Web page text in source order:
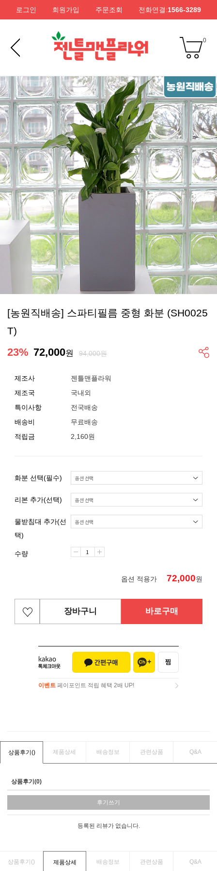
로그인 회원가입 주문조회 전화연결:1566-3289
0
[농원직배송] 스파티필름 중형 화분 (SH0025
T)
23% 72,000원 94,000원
제조사
젠틀맨플라워
제조국
국내외
특이사항
전국배송
배송비
무료배송
적립금
2,160원
화분 선택(필수)
리본 추가(선택)
물받침대 추가(선
택)
수량
옵션 적용가 72,000원
장바구니 바로구매
이벤트 페이포인트 적립 혜택 2배 UP!
상품후기() 제품상세 배송정보 관련상품 Q&A
상품후기(0)
후기쓰기
등록된 리뷰가 없습니다.
상품후기() 제품상세 배송정보 관련상품 Q&A